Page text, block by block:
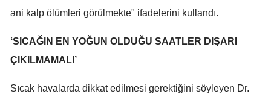
Mardin
Muğla
Nevşehir
ani kalp ölümleri görülmekte" ifadelerini kullandı.
‘SICAĞIN EN YOĞUN OLDUĞU SAATLER DIŞARI
ÇIKILMAMALI’
Sıcak havalarda dikkat edilmesi gerektiğini söyleyen Dr.